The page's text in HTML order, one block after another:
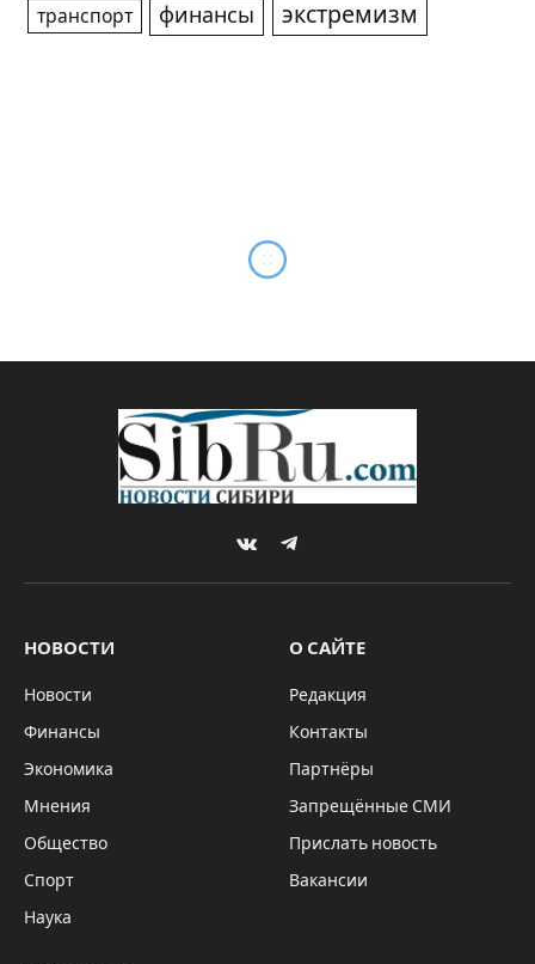
транспорт финансы экстремизм
VKontakteTelegram
НОВОСТИ
Новости
Финансы
Экономика
Мнения
Общество
Спорт
Наука
О САЙТЕ
Редакция
Контакты
Партнёры
Запрещённые СМИ
Прислать новость
Вакансии